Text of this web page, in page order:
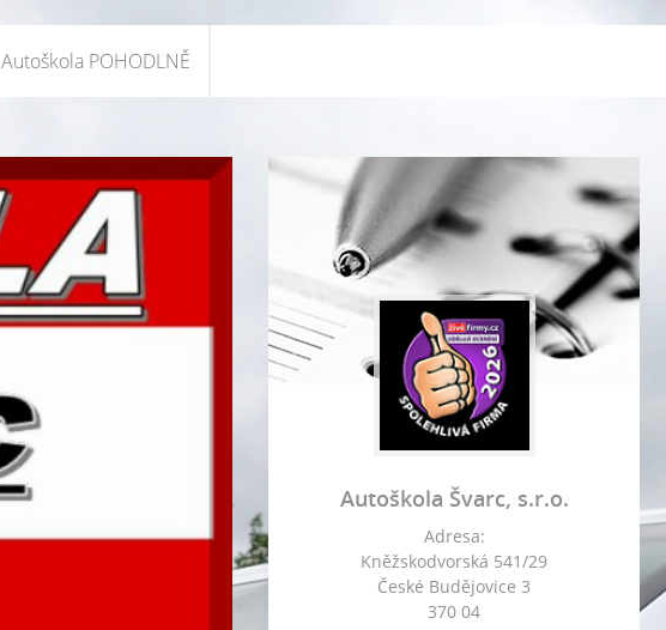
Autoškola POHODLNĚ
Autoškola Švarc, s.r.o.
Adresa:
Kněžskodvorská 541/29
České Budějovice 3
370 04